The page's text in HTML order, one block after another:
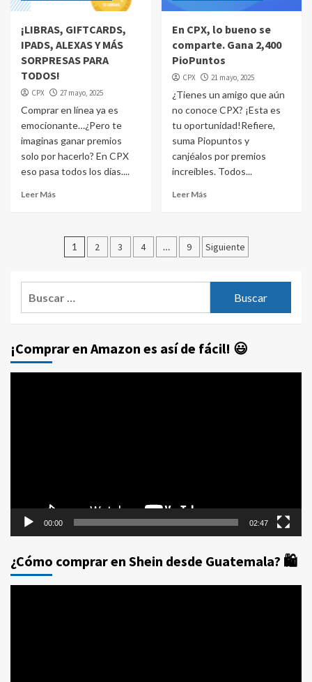
¡LIBRAS, GIFTCARDS,
IPADS, ALEXAS Y MÁS
SORPRESAS PARA
TODOS!
CPX 27 mayo, 2025
Comprar en línea ya es
emocionante…¿Pero te
imaginas ganar premios
solo por hacerlo? En CPX
eso pasa todos los días....
Leer Más
En CPX, lo bueno se
comparte. Gana 2,400
PioPuntos
CPX 21 mayo, 2025
¿Tienes un amigo que aún
no conoce CPX? ¡Esta es
tu oportunidad!Refiere,
suma Piopuntos y
canjéalos por premios
increíbles. Todos...
Leer Más
Paginación
entradas
1 2 3 4 … 9 Siguiente
¡Comprar en Amazon es así de fácil! 😃
00:00 02:47
¿Cómo comprar en Shein desde Guatemala? 🛍️